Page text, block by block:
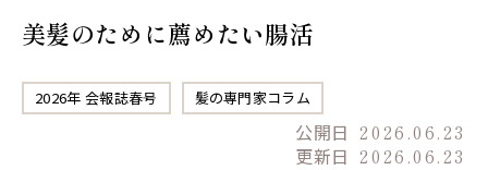
美髪のために薦めたい腸活
2026年 会報誌春号 髪の専門家コラム
公開日 2026.06.23
更新日 2026.06.23